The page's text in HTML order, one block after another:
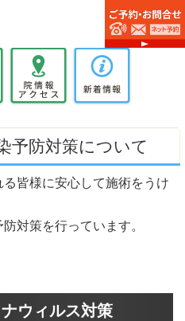
予防対策について
皆様に安心して施術をうけ
対策を行っています。
ウィルス対策